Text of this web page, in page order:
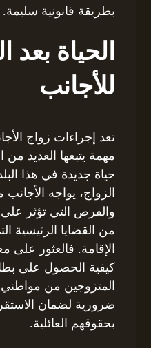
بطريقة قانونية سليمة.
الحياة بعد
للأجانب
تعد إجراءات زواج
مهمة يتبعها العديد من
حياة جديدة في هذا
الزواج، يواجه
والفرص التي تؤثر على
من القضايا الرئيسية
الإقامة. فالعثور
كيفية الحصول على
المتزوجين من
ضرورية لضمان
بحقوقهم العائلية.